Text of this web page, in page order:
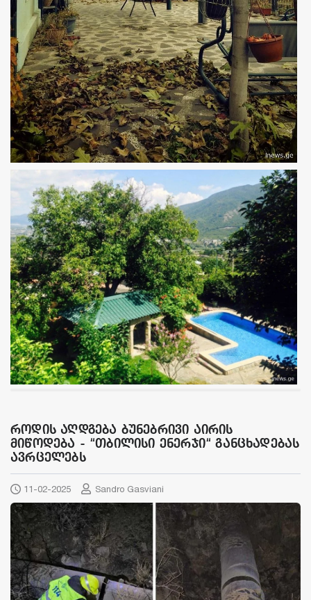
როდის აღდგება ბუნებრივი აირის
მიწოდება - “თბილისი ენერჯი“ განცხადებას
ავრცელებს
11-02-2025 Sandro Gasviani